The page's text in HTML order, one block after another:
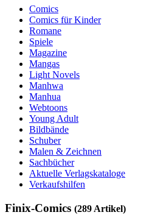
Comics
Comics für Kinder
Romane
Spiele
Magazine
Mangas
Light Novels
Manhwa
Manhua
Webtoons
Young Adult
Bildbände
Schuber
Malen & Zeichnen
Sachbücher
Aktuelle Verlagskataloge
Verkaufshilfen
Finix-Comics (289 Artikel)